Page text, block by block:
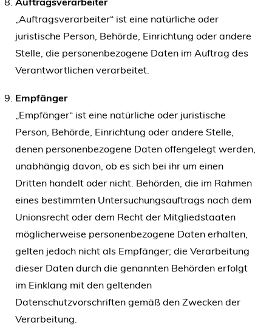
„Auftragsverarbeiter“ ist eine natürliche oder
juristische Person, Behörde, Einrichtung oder andere
Stelle, die personenbezogene Daten im Auftrag des
Verantwortlichen verarbeitet.
Empfänger
„Empfänger“ ist eine natürliche oder juristische
Person, Behörde, Einrichtung oder andere Stelle,
denen personenbezogene Daten offengelegt werden,
unabhängig davon, ob es sich bei ihr um einen
Dritten handelt oder nicht. Behörden, die im Rahmen
eines bestimmten Untersuchungsauftrags nach dem
Unionsrecht oder dem Recht der Mitgliedstaaten
möglicherweise personenbezogene Daten erhalten,
gelten jedoch nicht als Empfänger; die Verarbeitung
dieser Daten durch die genannten Behörden erfolgt
im Einklang mit den geltenden
Datenschutzvorschriften gemäß den Zwecken der
Verarbeitung.